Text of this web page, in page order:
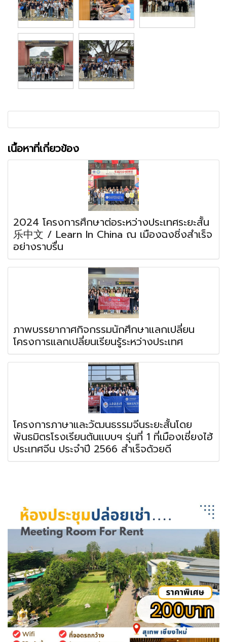
เนื้อหาที่เกี่ยวข้อง
2024 โครงการศึกษาต่อระหว่างประเทศระยะสั้น
乐中文 / Learn In China ณ เมืองฉงชิ่งสำเร็จ
อย่างราบรื่น
ภาพบรรยากาศกิจกรรมนักศึกษาแลกเปลี่ยน
โครงการแลกเปลี่ยนเรียนรู้ระหว่างประเทศ
โครงการภาษาและวัฒนธรรมจีนระยะสั้นโดย
พันธมิตรโรงเรียนต้นแบบฯ รุ่นที่ 1 ที่เมืองเซี่ยงไฮ้
ประเทศจีน ประจำปี 2566 สำเร็จด้วยดี